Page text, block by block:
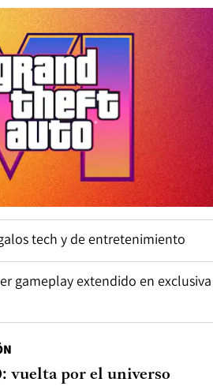
tech y de entretenimiento
gameplay extendido en exclusiva
vuelta por el universo